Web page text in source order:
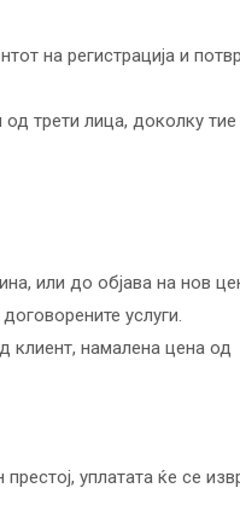
на регистрација и
трети лица, доколку
или до објава на нов
услуги.
клиент, намалена цена од
уплатата ќе се